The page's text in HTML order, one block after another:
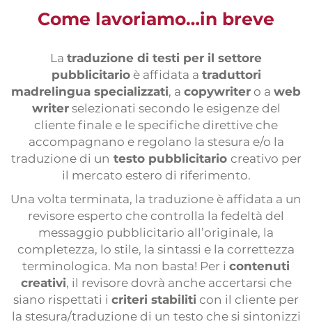
Come lavoriamo…in breve
La traduzione di testi per il settore
pubblicitarioè affidata a traduttori
madrelingua specializzati, a copywriter o a web
writerselezionati secondo le esigenze del
cliente finale e le specifiche direttive che
accompagnano e regolano la stesura e/o la
traduzione di un testo pubblicitario creativo per
il mercato estero di riferimento.
Una volta terminata, la traduzione è affidata a un
revisore esperto che controlla la fedeltà del
messaggio pubblicitario all’originale, la
completezza, lo stile, la sintassi e la correttezza
terminologica. Ma non basta! Per i contenuti
creativi, il revisore dovrà anche accertarsi che
siano rispettati i criteri stabiliti con il cliente per
la stesura/traduzione di un testo che si sintonizzi